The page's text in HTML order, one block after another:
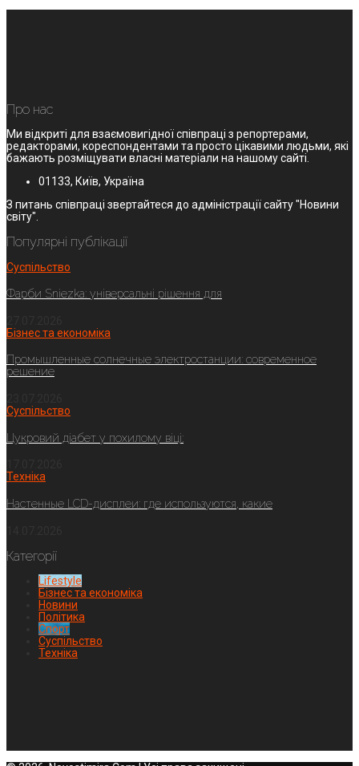
Про нас
Ми відкриті для взаємовигідної співпраці з репортерами,
редакторами, кореспондентами та просто цікавими людьми, які
бажають розміщувати власні матеріали на нашому сайті.
01133, Київ, Україна
З питань співпраці звертайтеся до адміністрації сайту "Новини
світу".
Популярні публікації
Суспільство
Фарби Sniezka: універсальні рішення для
Бізнес та економіка
Промышленные солнечные электростанции: современное
решение
Суспільство
Цукровий діабет у похилому віці:
Техніка
Настенные LCD-дисплеи: где используются, какие
Категорії
Lifestyle
Бізнес та економіка
Новини
Політика
Спорт
Суспільство
Техніка